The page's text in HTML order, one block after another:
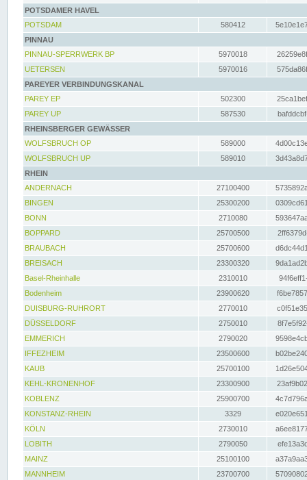
POTSDAMER HAVEL
POTSDAM
580412
PINNAU
PINNAU-SPERRWERK BP
5970018
UETERSEN
5970016
PAREYER VERBINDUNGSKANAL
PAREY EP
502300
PAREY UP
587530
RHEINSBERGER GEWÄSSER
WOLFSBRUCH OP
589000
WOLFSBRUCH UP
589010
RHEIN
ANDERNACH
27100400
BINGEN
25300200
BONN
2710080
BOPPARD
25700500
BRAUBACH
25700600
BREISACH
23300320
Basel-Rheinhalle
2310010
Bodenheim
23900620
DUISBURG-RUHRORT
2770010
DÜSSELDORF
2750010
EMMERICH
2790020
IFFEZHEIM
23500600
KAUB
25700100
KEHL-KRONENHOF
23300900
KOBLENZ
25900700
KONSTANZ-RHEIN
3329
KÖLN
2730010
LOBITH
2790050
MAINZ
25100100
MANNHEIM
23700700